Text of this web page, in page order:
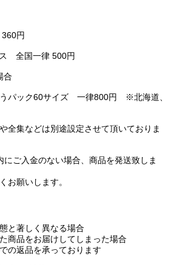
円
全国一律 500円
合
うパック60サイズ 一律800円 ※北海道、
全集などは別途設定させて頂いておりま
ご入金のない場合、商品を発送致しま
お願いします。
と著しく異なる場合
商品をお届けしてしまった場合
の返品を承っております